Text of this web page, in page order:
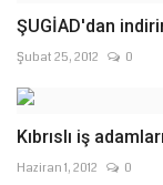
ŞUGİAD'dan
Şubat 25, 2012 0
Kıbrıslı iş
Haziran 1, 2012 0